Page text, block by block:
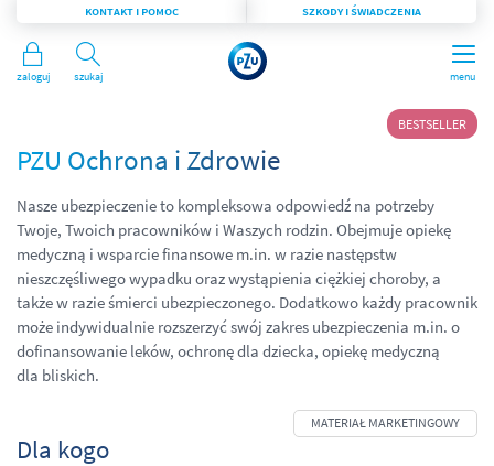
menu
Szukaj
KONTAKT I POMOC SZKODY I ŚWIADCZENIA
Zaloguj
PZU Ochrona i Zdrowie
Nasze ubezpieczenie to kompleksowa odpowiedź na potrzeby
Twoje, Twoich pracowników i Waszych rodzin. Obejmuje opiekę
medyczną i wsparcie finansowe m.in. w razie następstw
nieszczęśliwego wypadku oraz wystąpienia ciężkiej choroby, a
także w razie śmierci ubezpieczonego. Dodatkowo każdy pracownik
może indywidualnie rozszerzyć swój zakres ubezpieczenia m.in. o
dofinansowanie leków, ochronę dla dziecka, opiekę medyczną
dla bliskich.
BESTSELLER
Dla kogo